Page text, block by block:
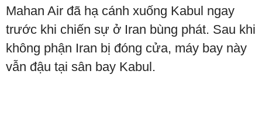
Mahan Air đã hạ cánh xuống Kabul ngay
trước khi chiến sự ở Iran bùng phát. Sau khi
không phận Iran bị đóng cửa, máy bay này
vẫn đậu tại sân bay Kabul.